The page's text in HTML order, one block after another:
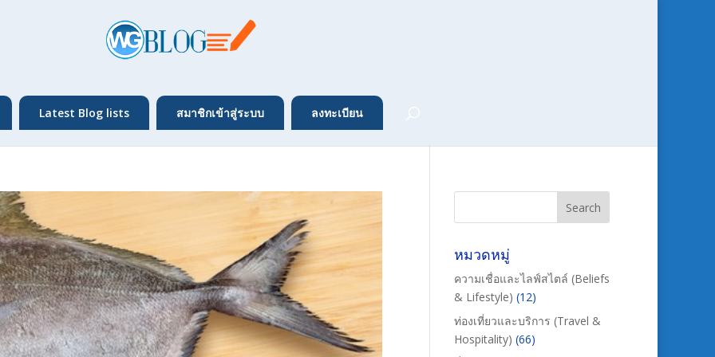
Latest Blog lists สมาชิกเข้าสู่ระบบ ลงทะเบียน
หมวดหมู่
ความเชื่อและไลฟ์สไตล์ (Beliefs
& Lifestyle) (12)
ท่องเที่ยวและบริการ (Travel &
Hospitality) (66)